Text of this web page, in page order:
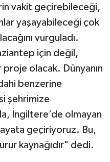
vakit geçirebileceği,
yaşayabileceği çok
vurguladı.
için değil,
olacak. Dünyanın
benzerine
şehrimize
İngiltere’de olmayan
geçiriyoruz. Bu,
kaynağıdır" dedi.